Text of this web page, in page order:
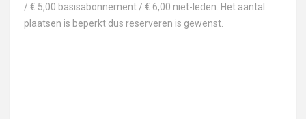
/ € 5,00 basisabonnement / € 6,00 niet-leden. Het aantal
plaatsen is beperkt dus reserveren is gewenst.